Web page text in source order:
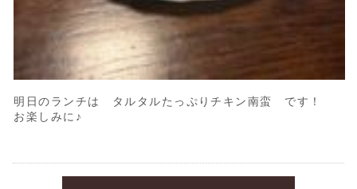
明日のランチは タルタルたっぷりチキン南蛮 です！
お楽しみに♪